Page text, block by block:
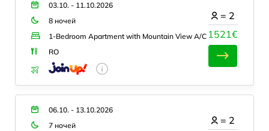
03.10. - 11.10.2026
8 ночей
1-Bedroom Apartment with Mountain View A/C
RO
1521€
= 2
06.10. - 13.10.2026
7 ночей
= 2